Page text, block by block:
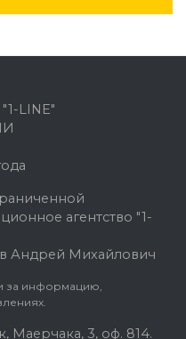
LINE"
агентство "1-
Андрей Михайлович
за информацию,
Маерчака, 3, оф. 814.